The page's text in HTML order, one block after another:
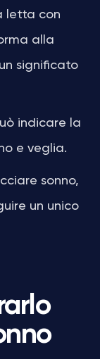
letta con
alla
significato
indicare la
e veglia.
sonno,
un unico